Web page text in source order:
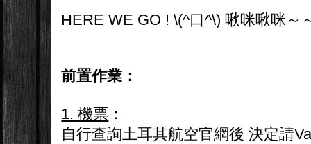
HERE WE GO ! \(^口^\) 啾咪啾咪～
前置作業：
1. 機票 ：
自行查詢土耳其航空官網後 決定請